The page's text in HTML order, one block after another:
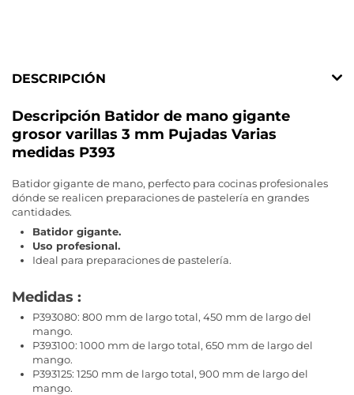
DESCRIPCIÓN
Descripción Batidor de mano gigante
grosor varillas 3 mm Pujadas Varias
medidas P393
Batidor gigante de mano, perfecto para cocinas profesionales
dónde se realicen preparaciones de pastelería en grandes
cantidades.
Batidor gigante.
Uso profesional.
Ideal para preparaciones de pastelería.
Medidas :
P393080: 800 mm de largo total, 450 mm de largo del
mango.
P393100: 1000 mm de largo total, 650 mm de largo del
mango.
P393125: 1250 mm de largo total, 900 mm de largo del
mango.